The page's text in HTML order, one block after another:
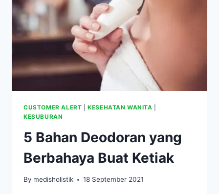
CUSTOMER ALERT |KESEHATAN WANITA
KESUBURAN
5 Bahan Deodoran yang
Berbahaya Buat Ketiak
By medisholistik 18 September 2021